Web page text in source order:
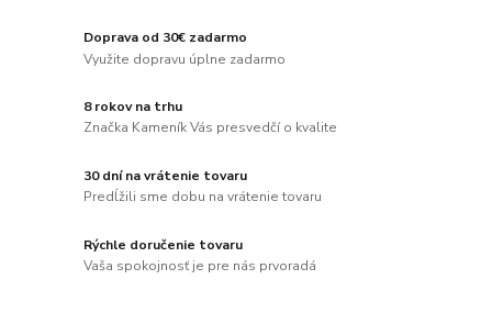
Doprava od 30€ zadarmo
Využite dopravu úplne zadarmo
8 rokov na trhu
Značka Kameník Vás presvedčí o kvalite
30 dní na vrátenie tovaru
Predĺžili sme dobu na vrátenie tovaru
Rýchle doručenie tovaru
Vaša spokojnosť je pre nás prvoradá